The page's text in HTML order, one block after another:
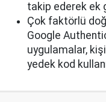
takip ederek ek
Çok faktörlü
Google
uygulamalar,
yedek kod